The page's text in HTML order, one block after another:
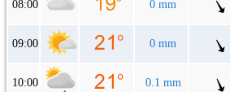
08:00 0 mm
09:00 0 mm
10:00 0.1 mm